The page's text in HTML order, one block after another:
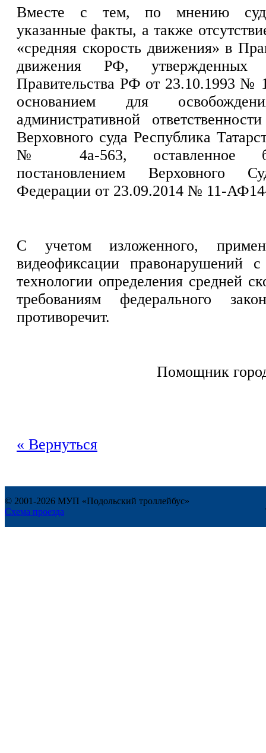
Вместе с тем, по мнению
указанные факты, а также
«средняя скорость движения» в
движения РФ, утвержденных
Правительства РФ от 23.10.1993 №
основанием для
административной
Верховного суда Республика
№ 4а-563, оставленное
постановлением Верховного
Федерации от 23.09.2014 № 11-
С учетом изложенного,
видеофиксации правонарушений с
технологии определения средней
требованиям федерального
противоречит.
Помощник
« Вернуться
© 2001-2026 МУП «Подольский троллейбус»
Схема проезда